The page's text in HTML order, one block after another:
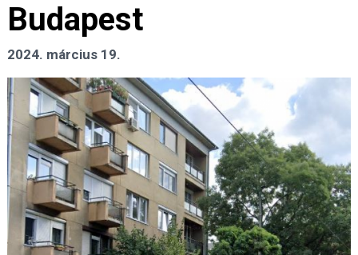
Budapest
2024. március 19.